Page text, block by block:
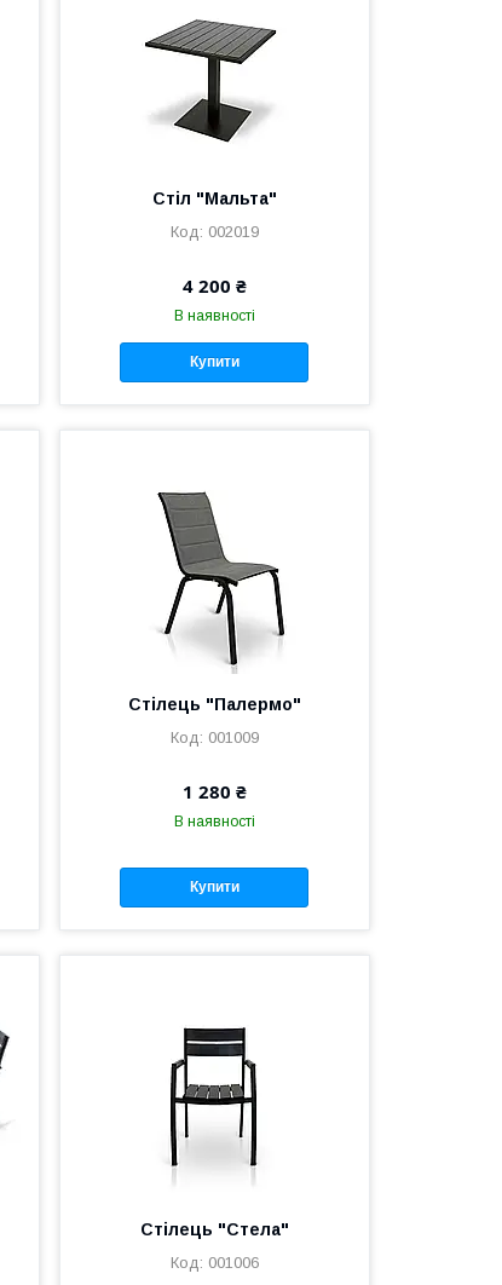
Стіл "Мальта"
002019
4 200 ₴
В наявності
Купити
Стілець "Палермо"
001009
1 280 ₴
В наявності
Купити
Стілець "Стела"
001006